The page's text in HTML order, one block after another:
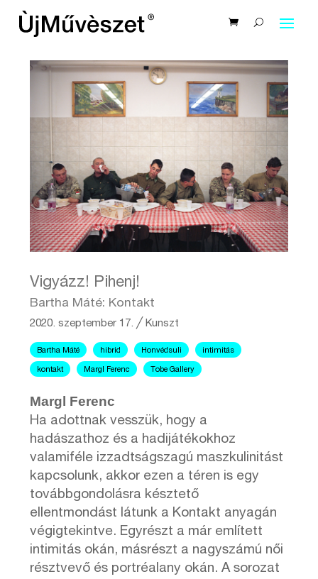
Vigyázz! Pihenj!
Bartha Máté: Kontakt
2020. szeptember 17. ╱ Kunszt
Bartha Máté hibrid Honvédsuli intimitás
kontakt Margl Ferenc Tobe Gallery
Margl Ferenc
Ha adottnak vesszük, hogy a
hadászathoz és a hadijátékokhoz
valamiféle izzadtságszagú maszkulinitást
kapcsolunk, akkor ezen a téren is egy
továbbgondolásra késztető
ellentmondást látunk a Kontakt anyagán
végigtekintve. Egyrészt a már említett
intimitás okán, másrészt a nagyszámú női
résztvevő és portréalany okán. A sorozat